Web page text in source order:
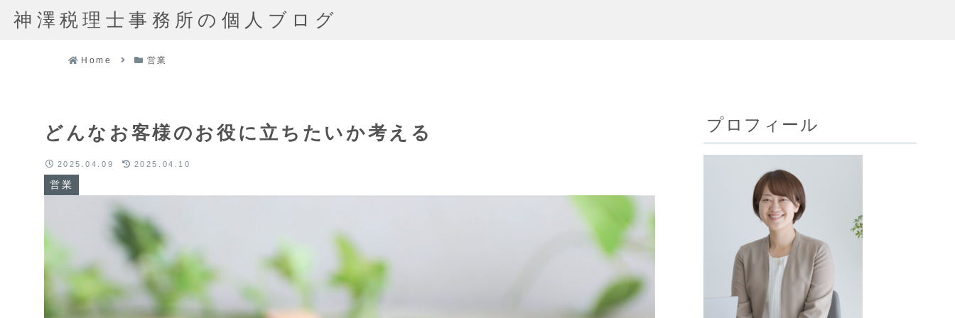
神澤税理士事務所の個人ブログ
Home 営業
どんなお客様のお役に立ちたいか考える
営業
2025.04.09 2025.04.10
プロフィール